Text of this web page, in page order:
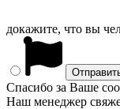
докажите, что вы
Спасибо за Ваше
Наш менеджер